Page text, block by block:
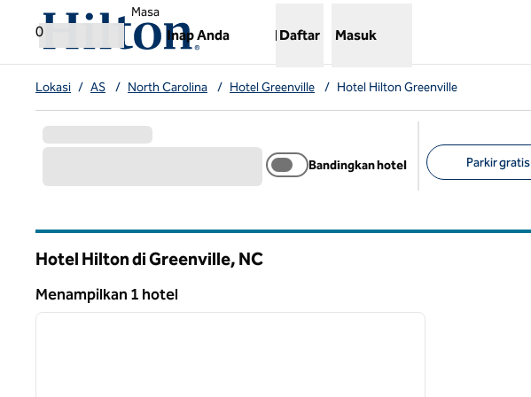
Lompati ke Konten
0
Masa
Inap Anda
,Membuka tab baru
Daftar Masuk
Lokasi / AS / North Carolina / Hotel Greenville / Hotel Hilton Greenville
Bandingkan hotel Parkir
Hotel Hilton di Greenville, NC
Menampilkan 1 hotel
Menampilkan 1 hotel
1 dari 12
gambar berikutnya